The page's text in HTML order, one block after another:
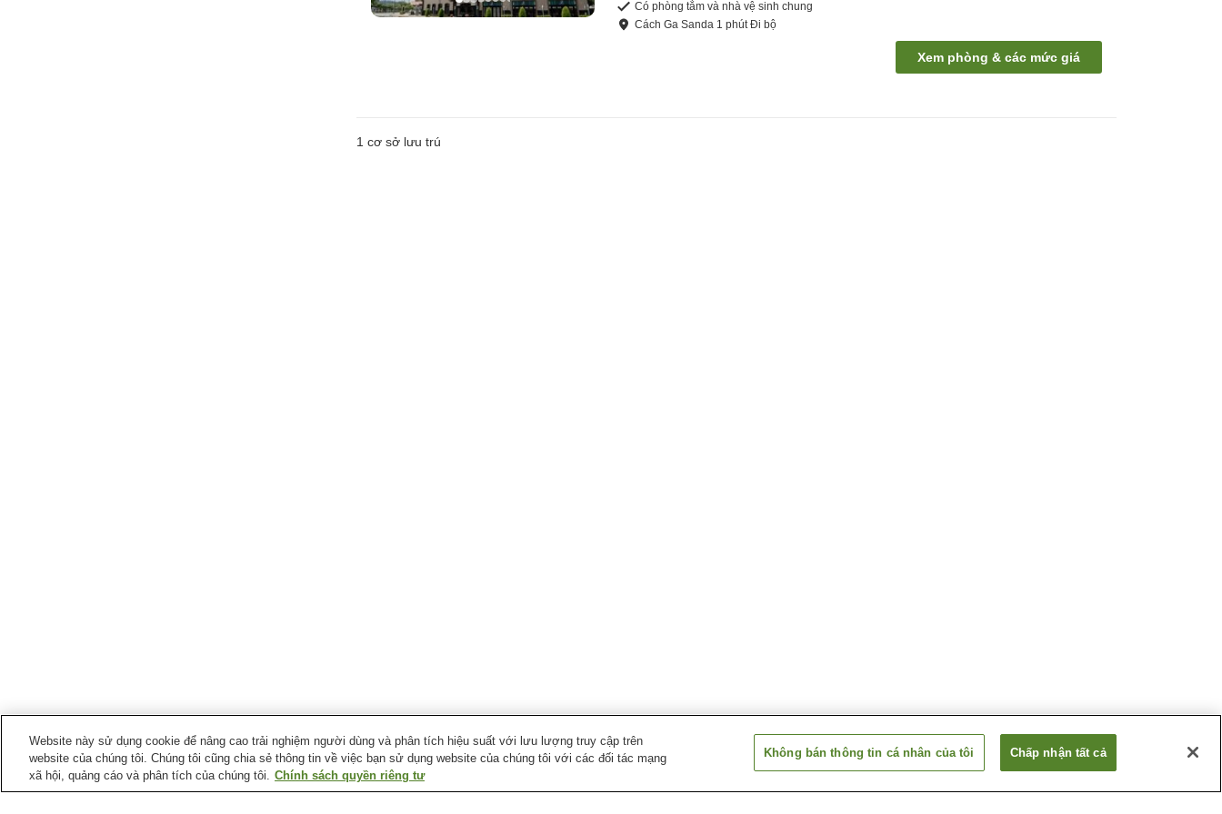
Có phòng tắm và nhà vệ sinh chung
CáchGa Sanda 1 phútĐi bộ
Xem phòng & các mức giá
1 cơ sở lưu trú
Ga xe lửa tại Thành phố Sanda
Website này sử dụng cookie để nâng cao trải nghiệm người dùng và phân tích hiệu suất với lưu lượng truy cập trên
website của chúng tôi. Chúng tôi cũng chia sẻ thông tin về việc bạn sử dụng website của chúng tôi với các đối tác mạng
xã hội, quảng cáo và phân tích của chúng tôi. Chính sách quyền riêng tư
Không bán thông tin cá nhân của tôi Chấp nhận tất cả